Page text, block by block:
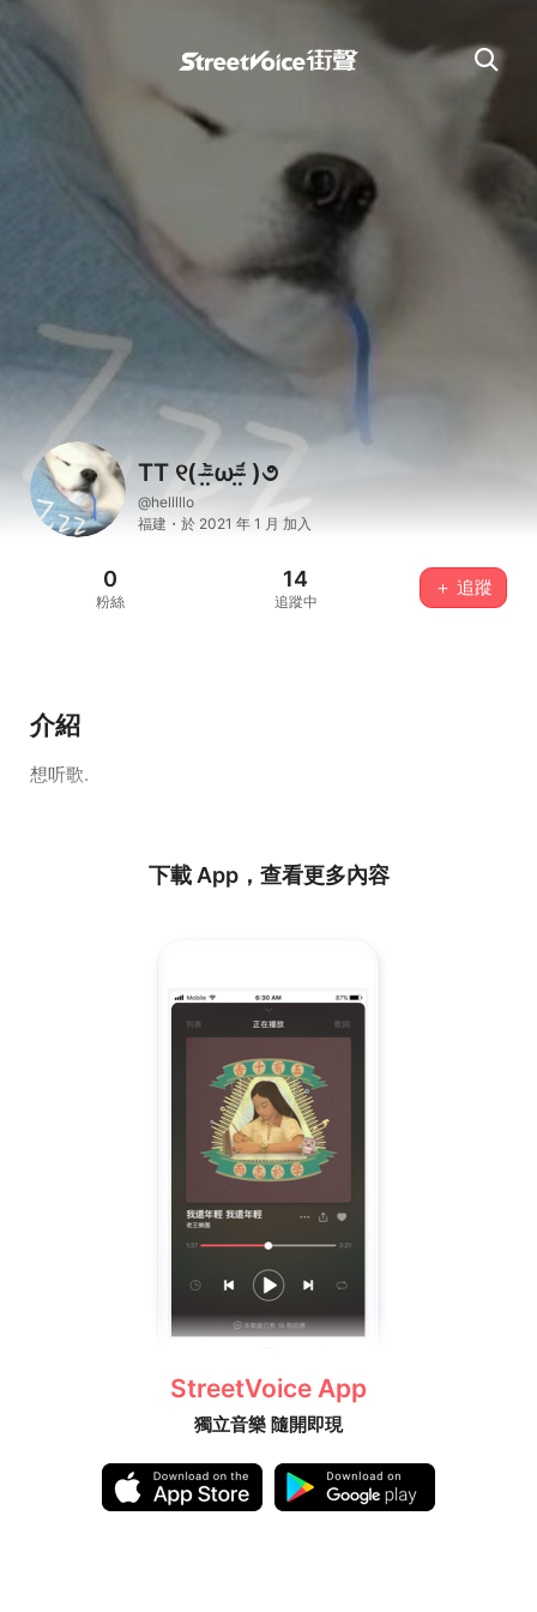
TT ୧( ⁼̴̶̤̀ω⁼̴̶̤́ )૭
@helllllo
福建・於 2021 年 1 月 加入
0
粉絲
14
追蹤中
＋ 追蹤
介紹
想听歌.
下載 App，查看更多內容
StreetVoice App
獨立音樂 隨開即現